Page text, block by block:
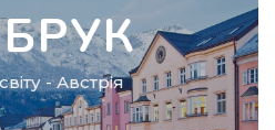
-Австрія